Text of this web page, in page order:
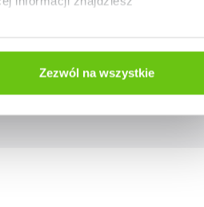
Zezwól na wszystkie